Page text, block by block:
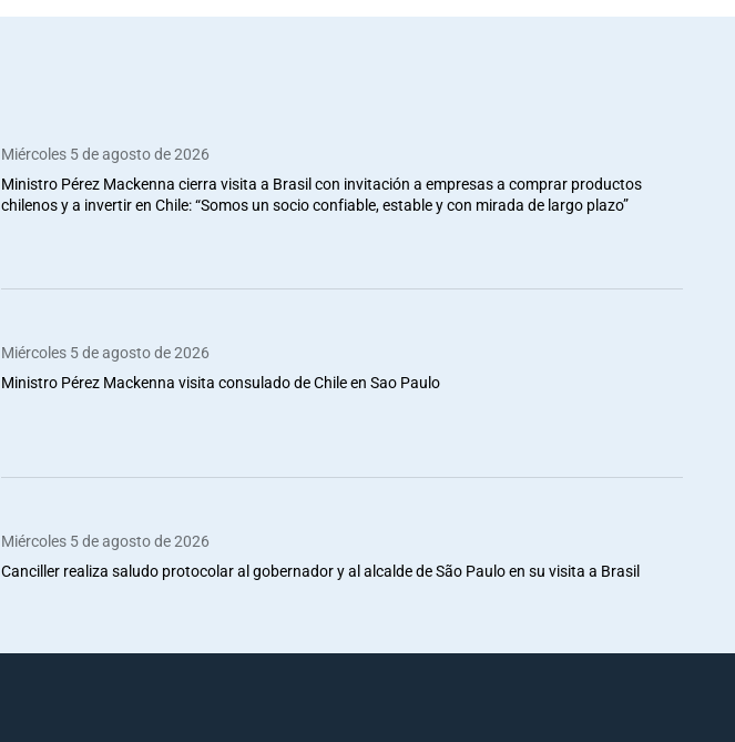
Miércoles 5 de agosto de 2026
Ministro Pérez Mackenna cierra visita a Brasil con invitación a empresas a comprar productos
chilenos y a invertir en Chile: “Somos un socio confiable, estable y con mirada de largo plazo”
Miércoles 5 de agosto de 2026
Ministro Pérez Mackenna visita consulado de Chile en Sao Paulo
Miércoles 5 de agosto de 2026
Canciller realiza saludo protocolar al gobernador y al alcalde de São Paulo en su visita a Brasil